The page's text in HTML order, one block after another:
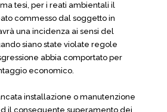
tesi, per i reati ambientali il
commesso dal soggetto in
una incidenza ai sensi del
siano state violate regole
abbia comportato per
economico.
installazione o manutenzione
il conseguente superamento dei